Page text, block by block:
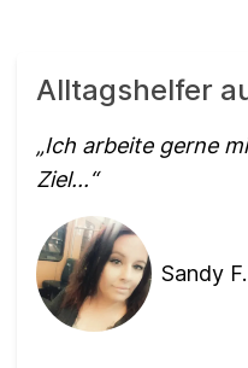
Alltagshelfer
Ich arbeite gerne
Ziel...
Sandy F.